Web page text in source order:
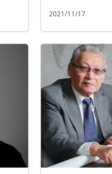
2021/11/17